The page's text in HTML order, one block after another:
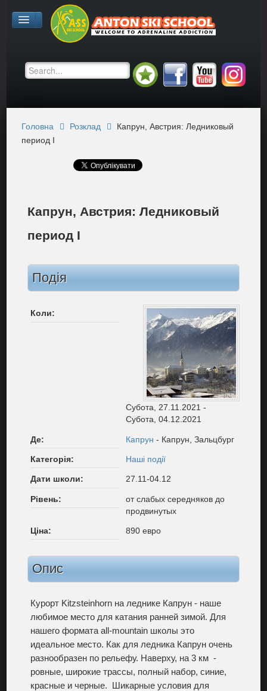
Головна Розклад
Капрун, Австрия: Ледниковый
период I
Капрун, Австрия: Ледниковый
период I
Подія
Коли:
Субота, 27.11.2021 -
Субота, 04.12.2021
Де: Капрун - Капрун, Зальцбург
Категорія: Наші події
Дати школи: 27.11-04.12
Рівень:
от слабых середняков до
продвинутых
Ціна: 890 евро
Опис
Курорт Kitzsteinhorn на леднике Капрун - наше
любимое место для катания ранней зимой. Для
нашего формата all-mountain школы это
идеальное место. Как для ледника Капрун очень
разнообразен по рельефу. Наверху, на 3 км -
ровные, широкие трассы, полный набор, синие,
красные и черные. Шикарные условия для